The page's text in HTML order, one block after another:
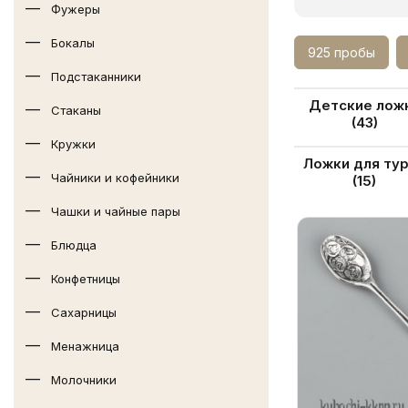
Фужеры
Бокалы
Подстаканники
Стаканы
Кружки
Чайники и кофейники
Чашки и чайные пары
Блюдца
Конфетницы
Сахарницы
Менажница
Молочники
925 пробы
категории
Детские
(43)
Ложки для
(15)